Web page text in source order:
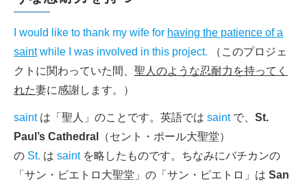
I would like to thank my wife for having the patience of a
saintwhile I was involved in this project.
（このプロジェ
クトに関わっていた間、 聖人のような忍耐力を持ってく
れた妻に感謝します。）
saintは「聖人」のことです。英語では saintで、 St.
Paul’s Cathedral
（セント・ポール大聖堂）
の St. は saintを略したものです。ちなみにバチカンの
「サン・ピエトロ大聖堂」の「サン・ピエトロ」は San